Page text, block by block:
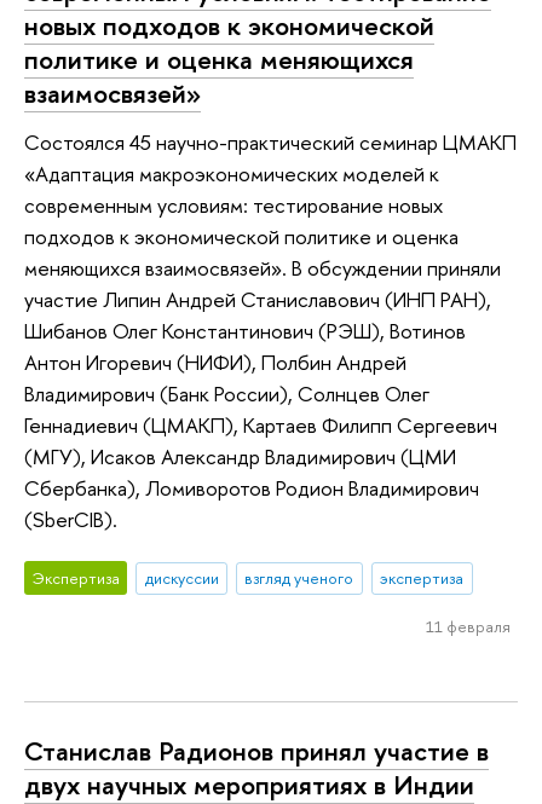
новых подходов к экономической
политике и оценка меняющихся
взаимосвязей»
Состоялся 45 научно-практический семинар ЦМАКП
«Адаптация макроэкономических моделей к
современным условиям: тестирование новых
подходов к экономической политике и оценка
меняющихся взаимосвязей». В обсуждении приняли
участие Липин Андрей Станиславович (ИНП РАН),
Шибанов Олег Константинович (РЭШ), Вотинов
Антон Игоревич (НИФИ), Полбин Андрей
Владимирович (Банк России), Солнцев Олег
Геннадиевич (ЦМАКП), Картаев Филипп Сергеевич
(МГУ), Исаков Александр Владимирович (ЦМИ
Сбербанка), Ломиворотов Родион Владимирович
(SberCIB).
Экспертиза дискуссии взгляд ученого экспертиза
11 февраля
Станислав Радионов принял участие в
двух научных мероприятиях в Индии